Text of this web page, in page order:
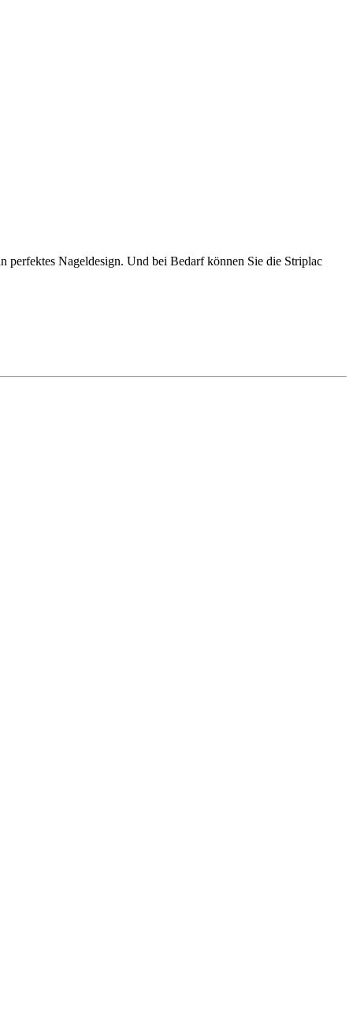
perfektes Nageldesign. Und bei Bedarf können Sie die Striplac